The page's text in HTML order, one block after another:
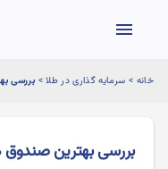
menu
خانه > سرمایه گذاری در طلا> بررسی
بررسی بهترین صندوق